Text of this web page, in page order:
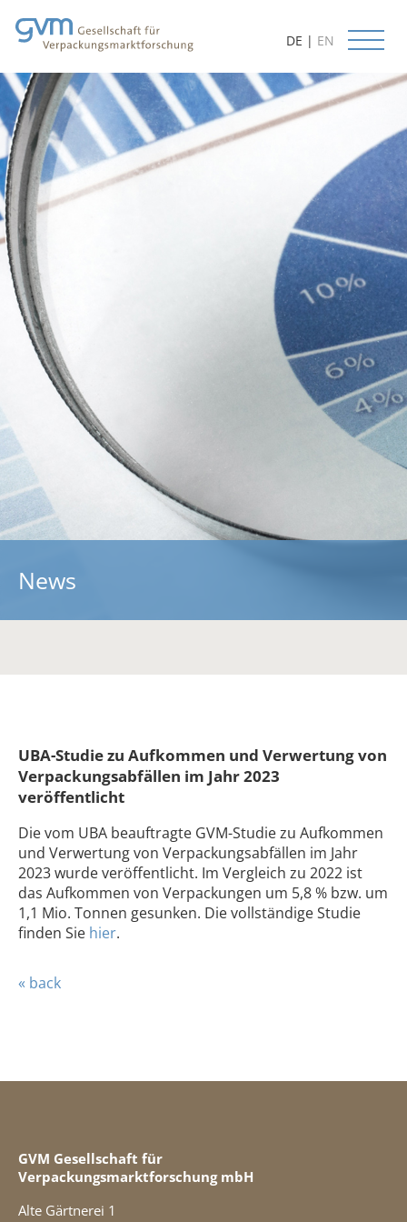
DE | EN
Start
Aktuelles
Leistungen
Datenbanken
Projektbeispiele
Über uns
Ein starkes Team
Kooperationen
Vorträge
Fachartikel
Downloads
News
UBA-Studie zu Aufkommen und Verwertung von
Verpackungsabfällen im Jahr 2023
veröffentlicht
Die vom UBA beauftragte GVM-Studie zu Aufkommen
und Verwertung von Verpackungsabfällen im Jahr
2023 wurde veröffentlicht. Im Vergleich zu 2022 ist
das Aufkommen von Verpackungen um 5,8 % bzw. um
1,1 Mio. Tonnen gesunken. Die vollständige Studie
finden Sie hier.
« back
GVM Gesellschaft für
Verpackungsmarktforschung mbH
Alte Gärtnerei 1